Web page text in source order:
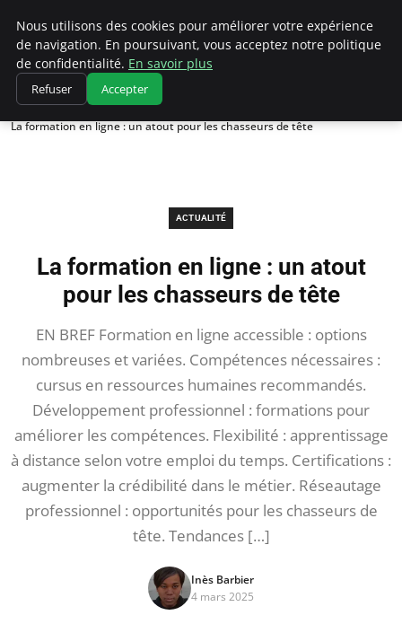
Chasseur De Tête
Accueil
Actualité
La formation en ligne : un atout pour les chasseurs de tête
ACTUALITÉ
La formation en ligne : un atout
pour les chasseurs de tête
EN BREF Formation en ligne accessible : options
nombreuses et variées. Compétences nécessaires :
cursus en ressources humaines recommandés.
Développement professionnel : formations pour
améliorer les compétences. Flexibilité : apprentissage
à distance selon votre emploi du temps. Certifications :
augmenter la crédibilité dans le métier. Réseautage
professionnel : opportunités pour les chasseurs de
tête. Tendances […]
Inès Barbier
4 mars 2025
Nous utilisons des cookies pour améliorer votre expérience
de navigation. En poursuivant, vous acceptez notre politique
de confidentialité. En savoir plus
Refuser Accepter